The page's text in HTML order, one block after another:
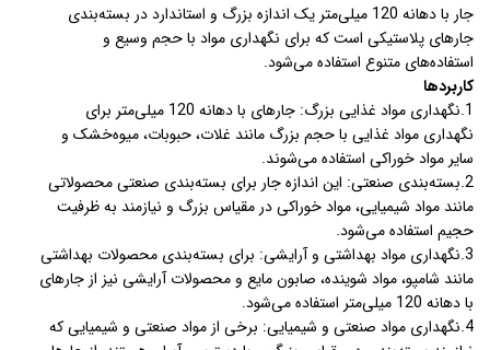
جار با دهانه 120 میلی‌متر یک اندازه بزرگ و استاندارد در بسته‌بندی
جارهای پلاستیکی است که برای نگهداری مواد با حجم وسیع و
استفاده‌های متنوع استفاده می‌شود.
کاربردها
1.نگهداری مواد غذایی بزرگ: جارهای با دهانه 120 میلی‌متر برای
نگهداری مواد غذایی با حجم بزرگ مانند غلات، حبوبات، میوه‌خشک و
سایر مواد خوراکی استفاده می‌شوند.
2.بسته‌بندی صنعتی: این اندازه جار برای بسته‌بندی صنعتی محصولاتی
مانند مواد شیمیایی، مواد خوراکی در مقیاس بزرگ و نیازمند به ظرفیت
حجیم استفاده می‌شود.
3.نگهداری مواد بهداشتی و آرایشی: برای بسته‌بندی محصولات بهداشتی
مانند شامپو، مواد شوینده، صابون مایع و محصولات آرایشی نیز از جارهای
با دهانه 120 میلی‌متر استفاده می‌شود.
4.نگهداری مواد صنعتی و شیمیایی: برخی از مواد صنعتی و شیمیایی که